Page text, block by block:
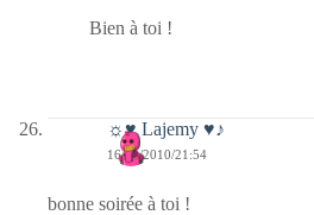
Bien à toi !
☼♥ Lajemy ♥♪
16/09/2010/21:54
bonne soirée à toi !